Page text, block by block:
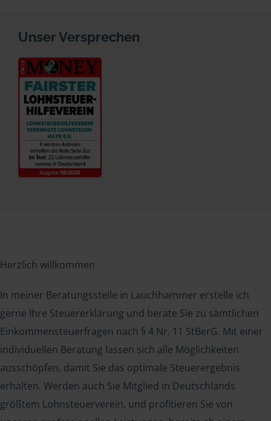
Unser Versprechen
Herzlich willkommen
In meiner Beratungsstelle in Lauchhammer erstelle ich
gerne Ihre Steuererklärung und berate Sie zu sämtlichen
Einkommensteuerfragen nach § 4 Nr. 11 StBerG. Mit einer
individuellen Beratung lassen sich alle Möglichkeiten
ausschöpfen, damit Sie das optimale Steuerergebnis
erhalten. Werden auch Sie Mitglied in Deutschlands
größtem Lohnsteuerverein, und profitieren Sie von